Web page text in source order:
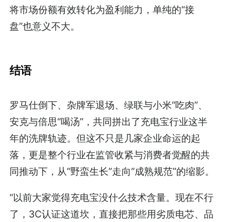
将市场份额有效转化为盈利能力，单纯的“接
盘”也意义不大。
结语
罗马仕倒下、杂牌军退场、绿联与小米“吃肉”、
安克与倍思“喝汤”，共同拼出了充电宝行业这半
年的洗牌轨迹。但这不只是几家企业命运的起
落，更是整个行业在监管收紧与消费者觉醒的共
同推动下，从“野蛮生长”走向“成熟规范”的缩影。
“以前大家觉得充电宝没什么技术含量。现在不行
了，3C认证这道坎，直接把那些用劣质电芯、品